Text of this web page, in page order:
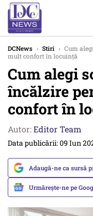
DCNews › Stiri › Cum
mult confort în locuință
Cum alegi
încălzire
confort în
Autor:Editor Team
Data publicării: 09 Iun
Adaugă-ne ca sursă
Urmărește-ne pe